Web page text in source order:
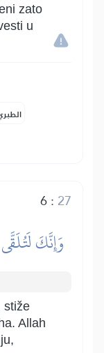
zato
u
6: 27
وَإِنَّكَ
stiže
Allah